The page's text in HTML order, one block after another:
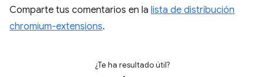
Comparte tus comentarios en la lista de distribución
chromium-extensions.
¿Te ha resultado útil?